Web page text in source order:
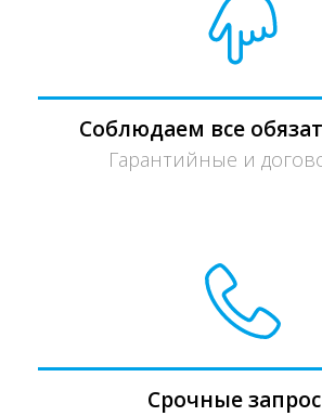
Соблюдаем все
Гарантийные и
Срочные